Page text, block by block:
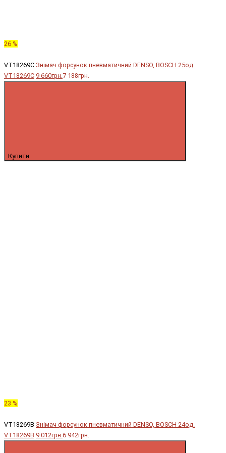
26 %
VT18269C Знімач форсунок пневматичний DENSO, BOSCH 25од.
VT18269C 9 660грн.7 188грн.
Купити
23 %
VT18269B Знімач форсунок пневматичний DENSO, BOSCH 24од.
VT18269B 9 012грн.6 942грн.